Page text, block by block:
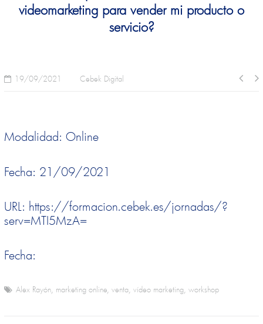
videomarketing para vender mi producto o
servicio?
19/09/2021 Cebek Digital
Modalidad: Online
Fecha: 21/09/2021
URL: https://formacion.cebek.es/jornadas/?
serv=MTI5MzA=
Fecha:
Alex Rayón, marketing online, venta, vídeo marketing, workshop